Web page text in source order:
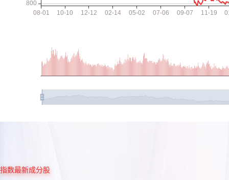
指数最新成分股